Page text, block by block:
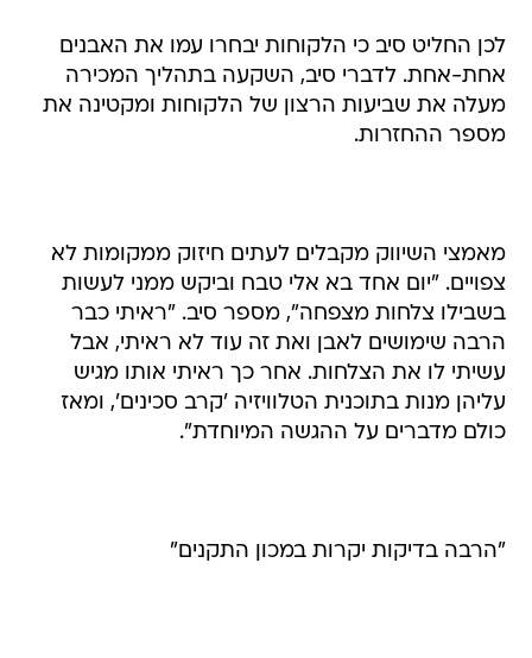
לכן החליט סיב כי הלקוחות יבחרו עמו את האבנים
אחת-אחת. לדברי סיב, השקעה בתהליך המכירה
מעלה את שביעות הרצון של הלקוחות ומקטינה את
מספר ההחזרות.
מאמצי השיווק מקבלים לעתים חיזוק ממקומות לא
צפויים. "יום אחד בא אלי טבח וביקש ממני לעשות
בשבילו צלחות מצפחה", מספר סיב. "ראיתי כבר
הרבה שימושים לאבן ואת זה עוד לא ראיתי, אבל
עשיתי לו את הצלחות. אחר כך ראיתי אותו מגיש
עליהן מנות בתוכנית הטלוויזיה 'קרב סכינים', ומאז
כולם מדברים על ההגשה המיוחדת".
"הרבה בדיקות יקרות במכון התקנים"